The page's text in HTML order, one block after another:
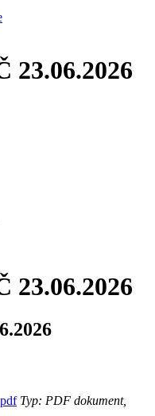
23.06.2026
23.06.2026
Typ: PDF dokument,